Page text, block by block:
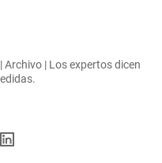
| Los expertos dicen